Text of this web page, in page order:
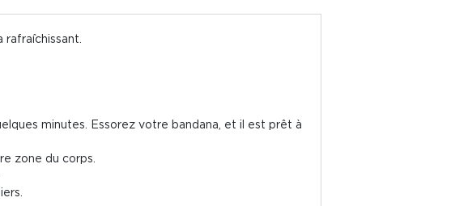
minutes. Essorez votre bandana, et il est prêt à
zone du corps.